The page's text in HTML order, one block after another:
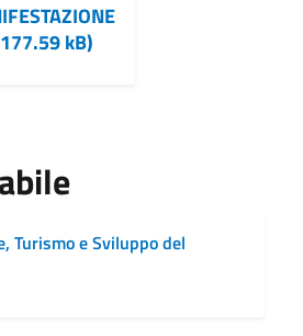
kB)
Turismo e Sviluppo del